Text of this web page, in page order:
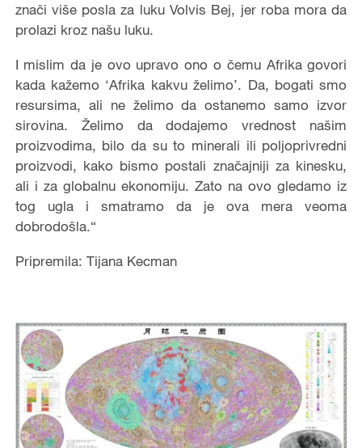
znači više posla za luku Volvis Bej, jer roba mora da
prolazi kroz našu luku.
I mislim da je ovo upravo ono o čemu Afrika govori
kada kažemo ‘Afrika kakvu želimo’. Da, bogati smo
resursima, ali ne želimo da ostanemo samo izvor
sirovina. Želimo da dodajemo vrednost našim
proizvodima, bilo da su to minerali ili poljoprivredni
proizvodi, kako bismo postali značajniji za kinesku,
ali i za globalnu ekonomiju. Zato na ovo gledamo iz
tog ugla i smatramo da je ova mera veoma
dobrodošla.“
Pripremila: Tijana Kecman